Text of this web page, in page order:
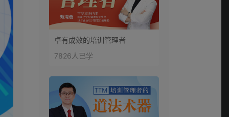
卓有成效的培训管理者
7826人已学